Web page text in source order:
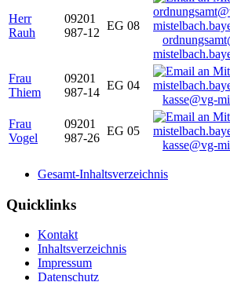
Herr
Rauh
09201
987-12
EG 08
Frau
Thiem
09201
987-14
EG 04
kasse@vg-
Frau
Vogel
09201
987-26
EG 05
kasse@vg-
Gesamt-Inhaltsverzeichnis
Quicklinks
Kontakt
Inhaltsverzeichnis
Impressum
Datenschutz